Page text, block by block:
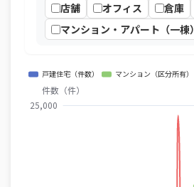
店舗
オフィス 倉庫
マンション・アパート（一棟）